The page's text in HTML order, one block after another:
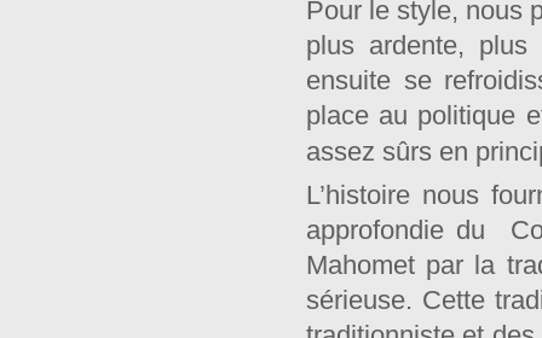
Pour le style, nous
plus ardente, plus
ensuite se
place au politique
assez sûrs en
L’histoire nous
approfondie du
Mahomet par la
sérieuse. Cette